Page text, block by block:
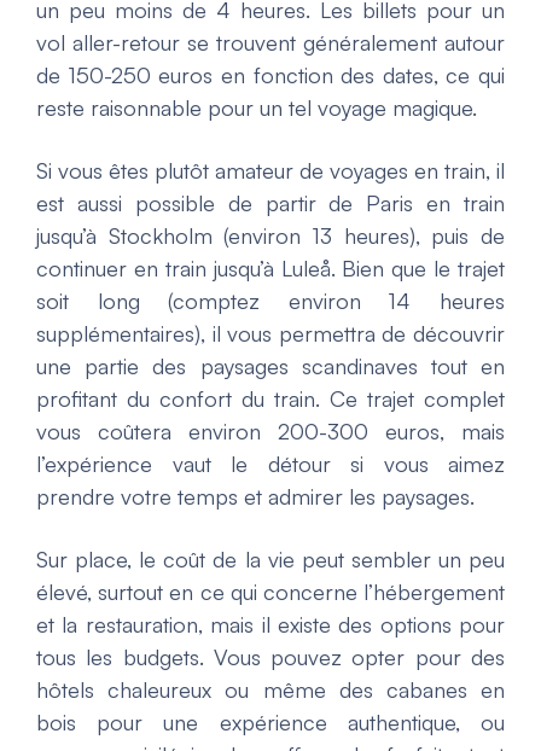
un peu moins de 4 heures. Les billets pour un
vol aller-retour se trouvent généralement autour
de 150-250 euros en fonction des dates, ce qui
reste raisonnable pour un tel voyage magique.
Si vous êtes plutôt amateur de voyages en train, il
est aussi possible de partir de Paris en train
jusqu’à Stockholm (environ 13 heures), puis de
continuer en train jusqu’à Luleå. Bien que le trajet
soit long (comptez environ 14 heures
supplémentaires), il vous permettra de découvrir
une partie des paysages scandinaves tout en
profitant du confort du train. Ce trajet complet
vous coûtera environ 200-300 euros, mais
l’expérience vaut le détour si vous aimez
prendre votre temps et admirer les paysages.
Sur place, le coût de la vie peut sembler un peu
élevé, surtout en ce qui concerne l’hébergement
et la restauration, mais il existe des options pour
tous les budgets. Vous pouvez opter pour des
hôtels chaleureux ou même des cabanes en
bois pour une expérience authentique, ou